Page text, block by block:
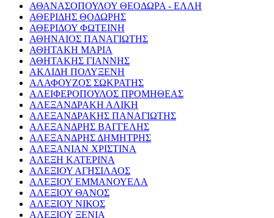
ΑΘΑΝΑΣΟΠΟΥΛΟΥ ΘΕΟΔΩΡΑ - ΕΛΛΗ
ΑΘΕΡΙΔΗΣ ΘΟΔΩΡΗΣ
ΑΘΕΡΙΔΟΥ ΦΩΤΕΙΝΗ
ΑΘΗΝΑΙΟΣ ΠΑΝΑΓΙΩΤΗΣ
ΑΘΗΤΑΚΗ ΜΑΡΙΑ
ΑΘΗΤΑΚΗΣ ΓΙΑΝΝΗΣ
ΑΚΛΙΔΗ ΠΟΛΥΞΕΝΗ
ΑΛΑΦΟΥΖΟΣ ΣΩΚΡΑΤΗΣ
ΑΛΕΙΦΕΡΟΠΟΥΛΟΣ ΠΡΟΜΗΘΕΑΣ
ΑΛΕΞΑΝΔΡΑΚΗ ΑΛΙΚΗ
ΑΛΕΞΑΝΔΡΑΚΗΣ ΠΑΝΑΓΙΩΤΗΣ
ΑΛΕΞΑΝΔΡΗΣ ΒΑΓΓΕΛΗΣ
ΑΛΕΞΑΝΔΡΗΣ ΔΗΜΗΤΡΗΣ
ΑΛΕΞΑΝΙΑΝ ΧΡΙΣΤΙΝΑ
ΑΛΕΞΗ ΚΑΤΕΡΙΝΑ
ΑΛΕΞΙΟΥ ΑΓΗΣΙΛΑΟΣ
ΑΛΕΞΙΟΥ ΕΜΜΑΝΟΥΕΛΑ
ΑΛΕΞΙΟΥ ΘΑΝΟΣ
ΑΛΕΞΙΟΥ ΝΙΚΟΣ
ΑΛΕΞΙΟΥ ΞΕΝΙΑ